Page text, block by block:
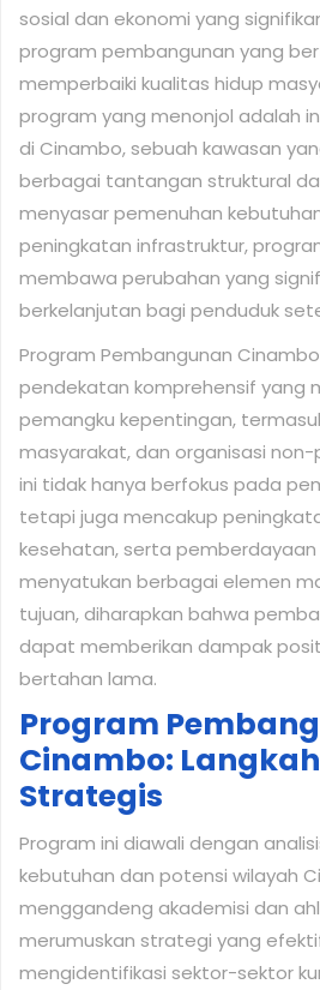
sosial dan ekonomi yang
program pembangunan yang
memperbaiki kualitas hidup
program yang menonjol adalah
di Cinambo, sebuah kawasan
berbagai tantangan struktural
menyasar pemenuhan
peningkatan infrastruktur,
membawa perubahan yang
berkelanjutan bagi penduduk
Program Pembangunan
pendekatan komprehensif yang
pemangku kepentingan,
masyarakat, dan organisasi
ini tidak hanya berfokus pada
tetapi juga mencakup
kesehatan, serta pemberdayaan
menyatukan berbagai elemen
tujuan, diharapkan bahwa
dapat memberikan dampak
bertahan lama.
Program
Cinambo:
Strategis
Program ini diawali dengan
kebutuhan dan potensi wilayah
menggandeng akademisi dan
merumuskan strategi yang
mengidentifikasi sektor-sektor